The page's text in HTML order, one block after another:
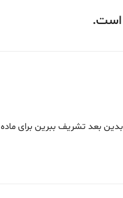
است.
تشریف ببرین برای ماده100 شهرداری